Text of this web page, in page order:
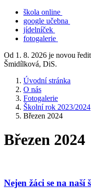
škola online
google učebna
jídelníček
fotogalerie
Od 1. 8. 2026 je novou
Šmidílková, DiS.
Úvodní stránka
O nás
Fotogalerie
Školní rok 2023/2024
Březen 2024
Březen 2024
Nejen žáci se na naší